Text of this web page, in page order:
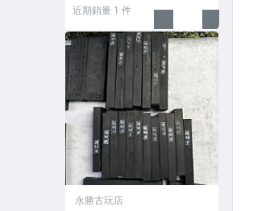
古墨 收藏文玩
近期銷量 1 件
永勝古玩店